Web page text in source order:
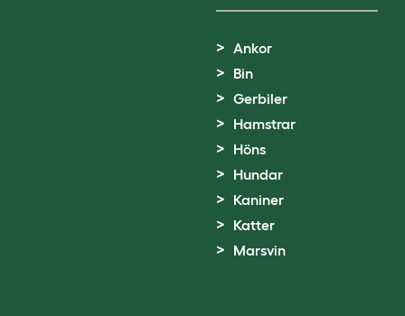
Ankor
Bin
Gerbiler
Hamstrar
Höns
Hundar
Kaniner
Katter
Marsvin